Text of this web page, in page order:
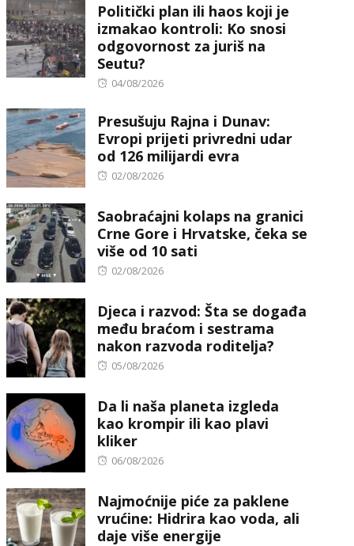
Politički plan ili haos koji je
izmakao kontroli: Ko snosi
odgovornost za juriš na
Seutu?
Posted
04/08/2026
Presušuju Rajna i Dunav:
Evropi prijeti privredni udar
od 126 milijardi evra
Posted
02/08/2026
Saobraćajni kolaps na granici
Crne Gore i Hrvatske, čeka se
više od 10 sati
Posted
02/08/2026
Djeca i razvod: Šta se događa
među braćom i sestrama
nakon razvoda roditelja?
Posted
05/08/2026
Da li naša planeta izgleda
kao krompir ili kao plavi
kliker
Posted
06/08/2026
Najmoćnije piće za paklene
vrućine: Hidrira kao voda, ali
daje više energije